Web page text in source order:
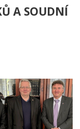
A SOUDNÍ